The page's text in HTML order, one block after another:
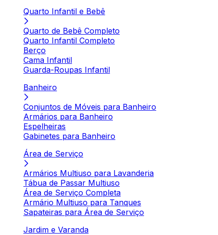
Quarto Infantil e Bebê
Quarto de Bebê Completo
Quarto Infantil Completo
Berço
Cama Infantil
Guarda-Roupas Infantil
Banheiro
Conjuntos de Móveis para Banheiro
Armários para Banheiro
Espelheiras
Gabinetes para Banheiro
Área de Serviço
Armários Multiuso para Lavanderia
Tábua de Passar Multiuso
Área de Serviço Completa
Armário Multiuso para Tanques
Sapateiras para Área de Serviço
Jardim e Varanda